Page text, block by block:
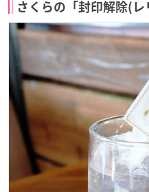
さくらの「封印解除(